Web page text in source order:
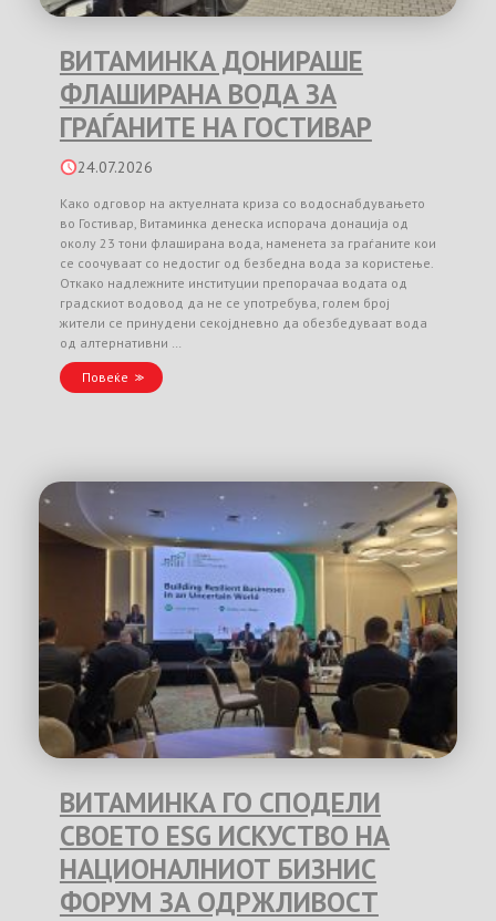
ВИТАМИНКА ДОНИРАШЕ
ФЛАШИРАНА ВОДА ЗА
ГРАЃАНИТЕ НА ГОСТИВАР
24.07.2026
Како одговор на актуелната криза со водоснабдувањето
во Гостивар, Витаминка денеска испорача донација од
околу 23 тони флаширана вода, наменета за граѓаните кои
се соочуваат со недостиг од безбедна вода за користење.
Откако надлежните институции препорачаа водата од
градскиот водовод да не се употребува, голем број
жители се принудени секојдневно да обезбедуваат вода
од алтернативни …
Повеќе
ВИТАМИНКА ГО СПОДЕЛИ
СВОЕТО ESG ИСКУСТВО НА
НАЦИОНАЛНИОТ БИЗНИС
ФОРУМ ЗА ОДРЖЛИВОСТ